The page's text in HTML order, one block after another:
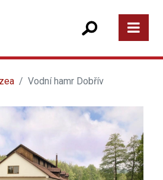
Vodní hamr Dobřív